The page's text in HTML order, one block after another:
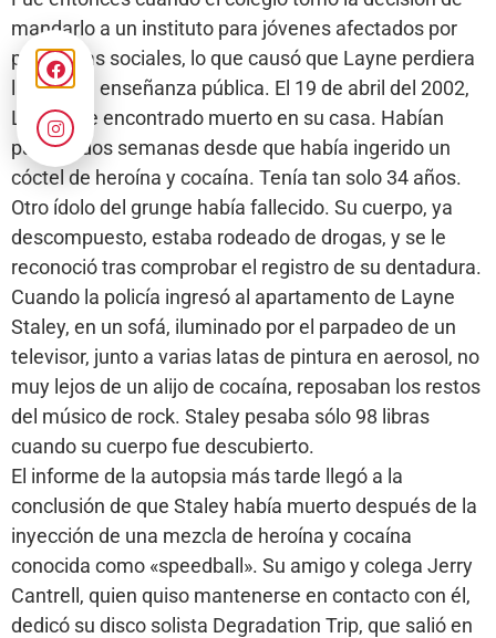
mandarlo a un instituto para jóvenes afectados por
problemas sociales, lo que causó que Layne perdiera
la fe en la enseñanza pública. El 19 de abril del 2002,
Layne fue encontrado muerto en su casa. Habían
pasado dos semanas desde que había ingerido un
cóctel de heroína y cocaína. Tenía tan solo 34 años.
Otro ídolo del grunge había fallecido. Su cuerpo, ya
descompuesto, estaba rodeado de drogas, y se le
reconoció tras comprobar el registro de su dentadura.
Cuando la policía ingresó al apartamento de Layne
Staley, en un sofá, iluminado por el parpadeo de un
televisor, junto a varias latas de pintura en aerosol, no
muy lejos de un alijo de cocaína, reposaban los restos
del músico de rock. Staley pesaba sólo 98 libras
cuando su cuerpo fue descubierto.
El informe de la autopsia más tarde llegó a la
conclusión de que Staley había muerto después de la
inyección de una mezcla de heroína y cocaína
conocida como «speedball». Su amigo y colega Jerry
Cantrell, quien quiso mantenerse en contacto con él,
dedicó su disco solista Degradation Trip, que salió en